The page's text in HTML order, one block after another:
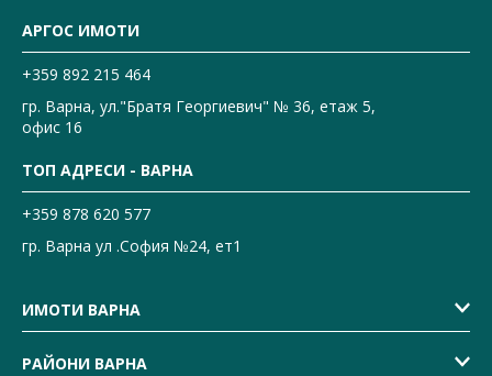
АРГОС ИМОТИ
+359 892 215 464
гр. Варна, ул."Братя Георгиевич" № 36, етаж 5,
офис 16
ТОП АДРЕСИ - ВАРНА
+359 878 620 577
гр. Варна ул .София №24, ет1
ИМОТИ ВАРНА
РАЙОНИ ВАРНА